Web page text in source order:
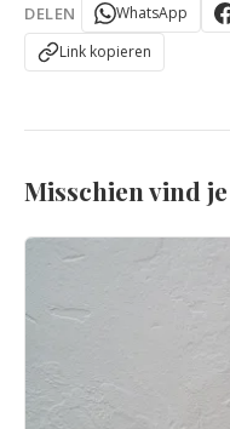
DELEN WhatsApp
Link kopieren
Misschien vind